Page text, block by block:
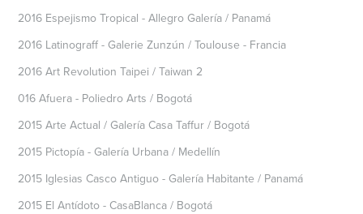
2016 Espejismo Tropical - Allegro Galería / Panamá
2016 Latinograff - Galerie Zunzún / Toulouse - Francia
2016 Art Revolution Taipei / Taiwan 2
016 Afuera - Poliedro Arts / Bogotá
2015 Arte Actual / Galería Casa Taffur / Bogotá
2015 Pictopía - Galería Urbana / Medellín
2015 Iglesias Casco Antiguo - Galería Habitante / Panamá
2015 El Antídoto - CasaBlanca / Bogotá